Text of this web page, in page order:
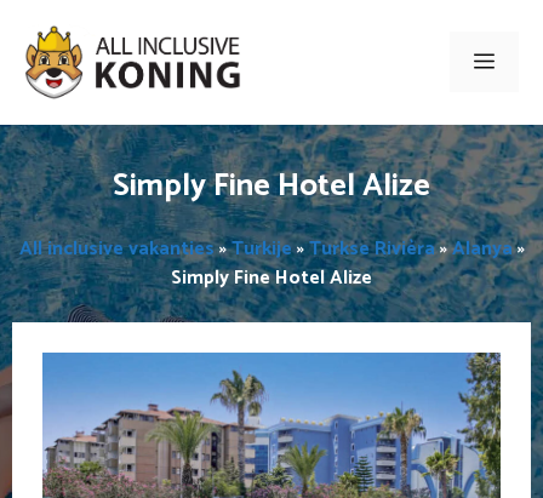
naar
inhoud
Menu
Simply Fine Hotel Alize
All inclusive vakanties»Turkije»Turkse Rivièra»Alanya»
Simply Fine Hotel Alize